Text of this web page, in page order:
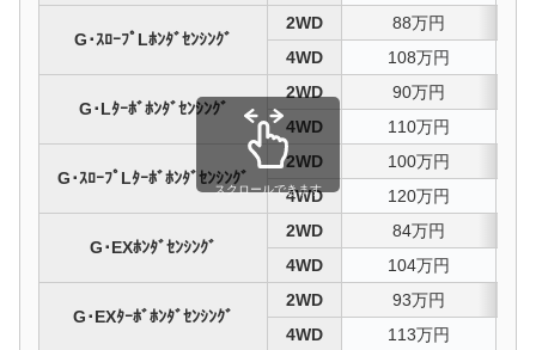
G･ｽﾛｰﾌﾟLﾎﾝﾀﾞｾﾝｼﾝｸﾞ
2WD 88万円
4WD
108万円
G･Lﾀｰﾎﾞﾎﾝﾀﾞｾﾝｼﾝｸﾞ
2WD 90万円
4WD
110万円
G･ｽﾛｰﾌﾟLﾀｰﾎﾞﾎﾝﾀﾞｾﾝｼﾝｸﾞ
2WD 100万円
4WD
120万円
G･EXﾎﾝﾀﾞｾﾝｼﾝｸﾞ
2WD 84万円
4WD
104万円
G･EXﾀｰﾎﾞﾎﾝﾀﾞｾﾝｼﾝｸﾞ
2WD 93万円
4WD
113万円
スクロールできます